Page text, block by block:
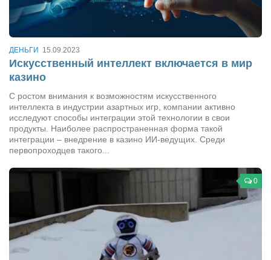
«Траверс» — экипировочный центр
Журналисты
Александр Гвоздик
Музыканты
Евгений Касьяненко
Сергей Коноз
Guitarproduction Studio
Писатели
ДЕНЬГИ 15.09.2023
Искусственный интеллект включается в мир
казино
С ростом внимания к возможностям искусственного
интеллекта в индустрии азартных игр, компании активно
исследуют способы интеграции этой технологии в свои
продукты. Наиболее распространенная форма такой
интеграции – внедрение в казино ИИ-ведущих. Среди
первопроходцев такого...
0